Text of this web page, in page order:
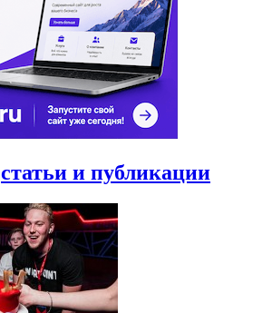
статьи и публикации